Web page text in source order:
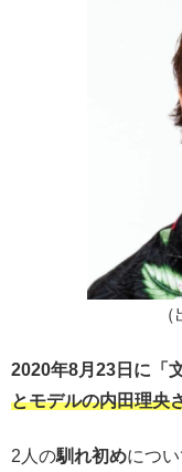
2020年8月23日に「文
とモデルの内田理央
2人の馴れ初めにつ